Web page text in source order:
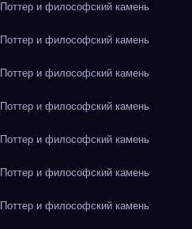
и философский камень
и философский камень
и философский камень
и философский камень
и философский камень
и философский камень
и философский камень